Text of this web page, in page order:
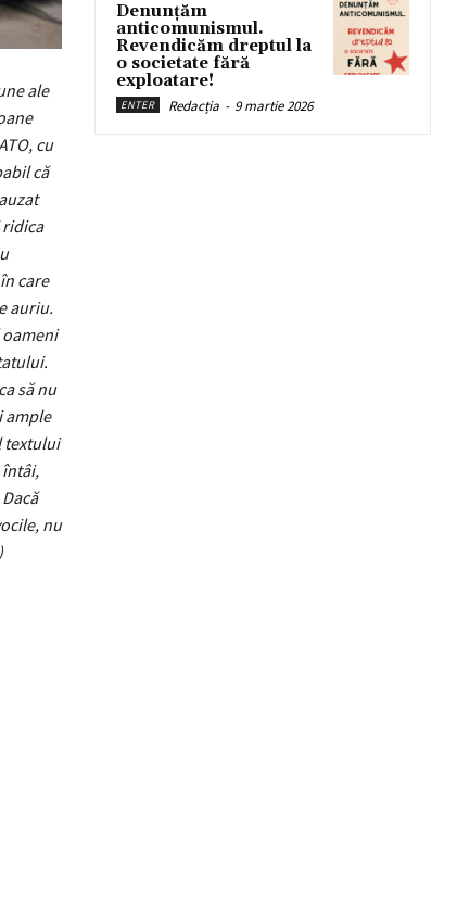
ale
cu
că
ridica
care
auriu.
să nu
ample
textului
întâi,
nu
Denunțăm
anticomunismul.
Revendicăm dreptul la
o societate fără
exploatare!
ENTER Redacția - 9 martie 2026